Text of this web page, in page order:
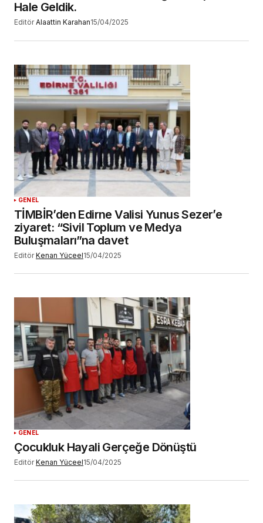
Hale Geldik.
Editör Alaattin Karahan15/04/2025
GENEL
TİMBİR’den Edirne Valisi Yunus Sezer’e
ziyaret: “Sivil Toplum ve Medya
Buluşmaları”na davet
Editör Kenan Yüceel15/04/2025
GENEL
Çocukluk Hayali Gerçeğe Dönüştü
Editör Kenan Yüceel15/04/2025